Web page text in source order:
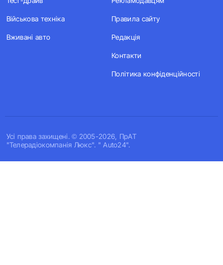
Усi права захищенi. © 2005-2026, ПрАТ
"Телерадіокомпанія Люкс". " Auto24".
Військова техніка
Вживані авто
Правила сайту
Редакція
Контакти
Політика конфіденційності